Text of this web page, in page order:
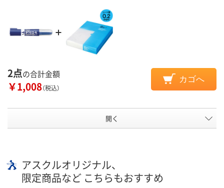
2点の合計金額
￥1,008（税込）
カゴへ
開く
アスクルオリジナル、
限定商品など こちらもおすすめ